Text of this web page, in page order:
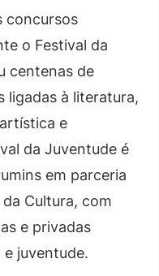
concursos
o Festival da
centenas de
ligadas à literatura,
e
da Juventude é
em parceria
Cultura, com
e privadas
e juventude.